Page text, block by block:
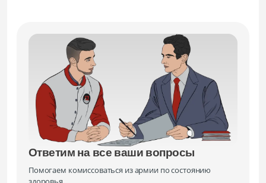
Ответим на все ваши вопросы
Помогаем комиссоваться из армии по состоянию